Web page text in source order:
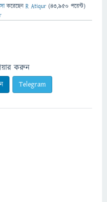
করেছেনR Atiqur (43,950 পয়েন্ট)
করুন
Telegram